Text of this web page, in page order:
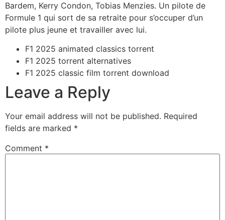
Bardem, Kerry Condon, Tobias Menzies. Un pilote de
Formule 1 qui sort de sa retraite pour s’occuper d’un
pilote plus jeune et travailler avec lui.
F1 2025 animated classics torrent
F1 2025 torrent alternatives
F1 2025 classic film torrent download
Leave a Reply
Your email address will not be published. Required
fields are marked *
Comment *